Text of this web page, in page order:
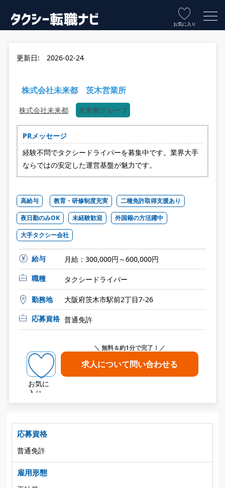
お気に入り
更新日: 2026-02-24
株式会社未来都 茨木営業所
株式会社未来都 未来都グループ
PRメッセージ
経験不問でタクシードライバーを募集中です。業界大手
ならではの安定した運営基盤が魅力です。
高給与 教育・研修制度充実
二種免許取得支援あり
夜日勤のみOK
未経験歓迎
外国籍の方活躍中
大手タクシー会社
給与
月給：300,000円～600,000円
職種
タクシードライバー
勤務地
大阪府茨木市駅前2丁目7-26
応募資格 普通免許
お気に
入り
＼ 無料＆約1分で完了！／
求人について問い合わせる
応募資格
普通免許
雇用形態